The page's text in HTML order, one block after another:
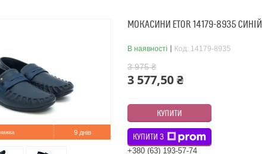
9 днів
МОКАСИНИ ETOR 14179-8935 СИНІЙ
В наявності Код: 14179-8935
3 975 ₴
3 577,50 ₴
КУПИТИ
КУПИТИ З
+380 (63) 193-57-74